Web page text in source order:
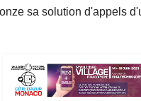
sa solution d'appels